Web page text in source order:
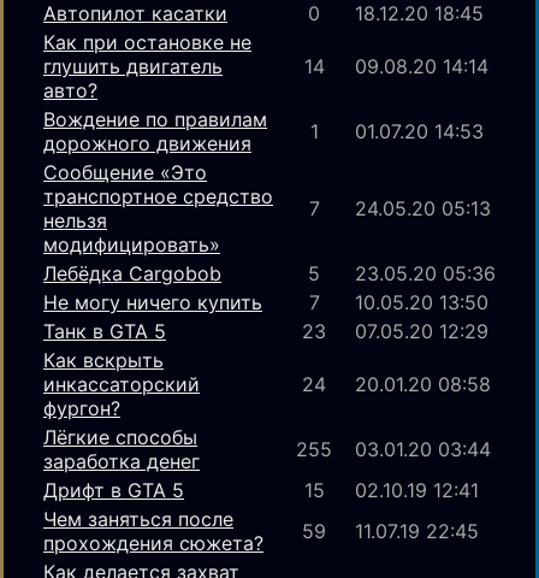
Автопилот касатки
0
18.12.20 18:45
Как при остановке не
глушить двигатель
авто?
14 09.08.20 14:14
Вождение по правилам
дорожного движения
1
01.07.20 14:53
Сообщение «Это
транспортное средство
нельзя
модифицировать»
7 24.05.20 05:13
Лебёдка Cargobob 5
23.05.20 05:36
Не могу ничего купить
7
10.05.20 13:50
Танк в GTA 5
23
07.05.20 12:29
Как вскрыть
инкассаторский
фургон?
24 20.01.20 08:58
Лёгкие способы
заработка денег
255
03.01.20 03:44
Дрифт в GTA 5
15
02.10.19 12:41
Чем заняться после
прохождения сюжета?
59
11.07.19 22:45
Как делается захват